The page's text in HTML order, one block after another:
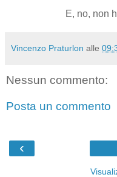
E, no, non
Vincenzo Praturlon alle
Nessun commento:
Posta un commento
‹